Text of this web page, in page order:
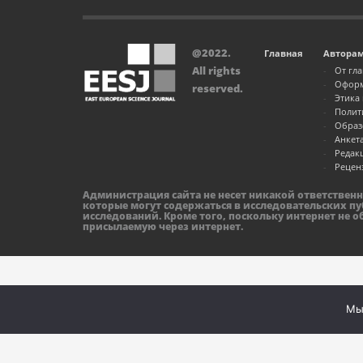
Главная
От
@2022.
All rights
reserved.
Администрация сайта не несет никакой
которые могут содержаться в исследовательских
исследований. Кроме того, поскольку интернет
присылаемую через интернет.
Мы